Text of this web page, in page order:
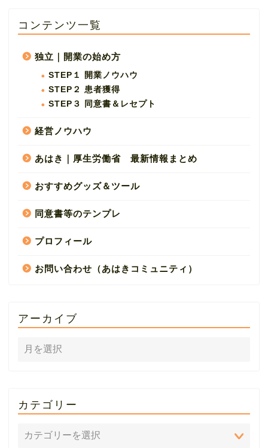
コンテンツ一覧
独立｜開業の始め方
STEP１ 開業ノウハウ
STEP２ 患者獲得
STEP３ 同意書＆レセプト
経営ノウハウ
あはき｜厚生労働省 最新情報まとめ
おすすめグッズ＆ツール
同意書等のテンプレ
プロフィール
お問い合わせ（あはきコミュニティ）
アーカイブ
カテゴリー